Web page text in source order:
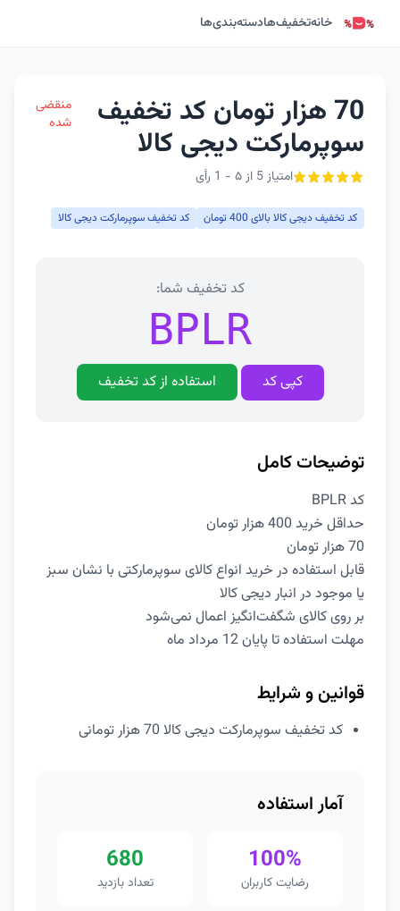
خانهتخفیف‌هادسته‌بندی‌ها
70 هزار تومان کد تخفیف
سوپرمارکت دیجی کالا
امتیاز 5 از ۵ - 1 رأی
منقضی
شده
کد تخفیف دیجی کالا بالای 400 تومان کد تخفیف سوپرمارکت دیجی کالا
کد تخفیف شما:
BPLR
کپی کد استفاده از کد تخفیف
توضیحات کامل
کد BPLR
حداقل خرید 400 هزار تومان
70 هزار تومان
قابل استفاده در خرید انواع کالای سوپرمارکتی با نشان سبز
یا موجود در انبار دیجی کالا
بر روی کالای شگفت‌انگیز اعمال نمی‌شود
مهلت استفاده تا پایان 12 مرداد ماه
قوانین و شرایط
کد تخفیف سوپرمارکت دیجی کالا 70 هزار تومانی
آمار استفاده
100%
رضایت کاربران
680
تعداد بازدید